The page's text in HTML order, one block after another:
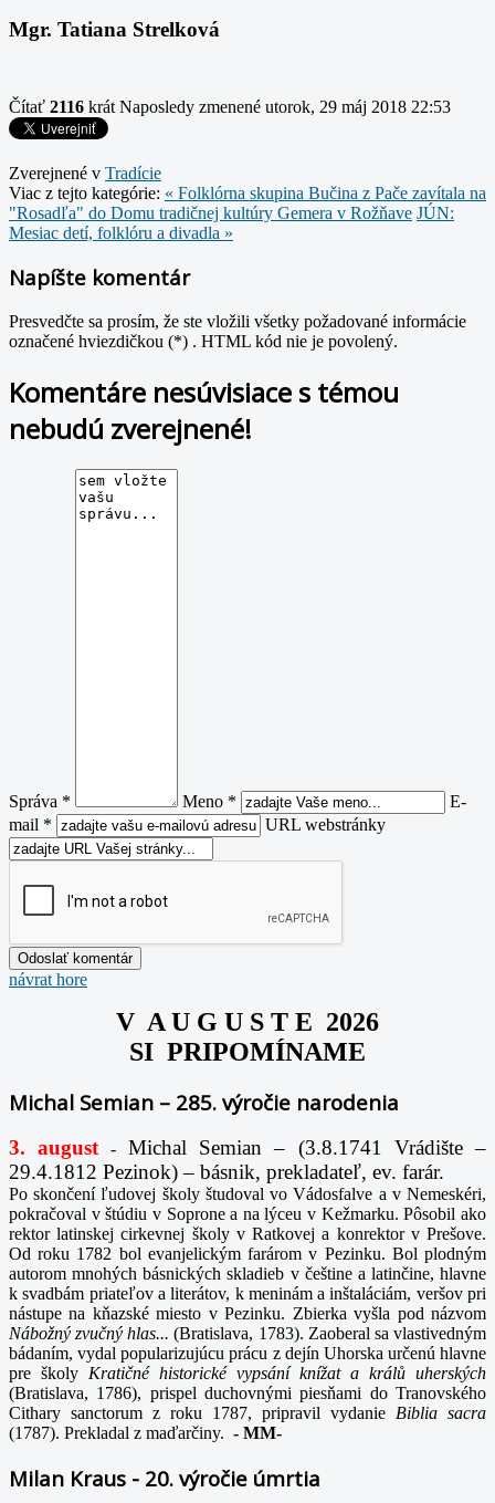
Mgr. Tatiana Strelková
Čítať 2116 krát Naposledy zmenené utorok, 29 máj 2018 22:53
Zverejnené v Tradície
Viac z tejto kategórie: « Folklórna skupina Bučina z Pače zavítala na
"Rosadľa" do Domu tradičnej kultúry Gemera v Rožňave JÚN:
Mesiac detí, folklóru a divadla »
Napíšte komentár
Presvedčte sa prosím, že ste vložili všetky požadované informácie
označené hviezdičkou (*) . HTML kód nie je povolený.
Komentáre nesúvisiace s témou
nebudú zverejnené!
Správa * Meno *
E-
mail *
URL webstránky
návrat hore
V A U G U S T E 2026
SI PRIPOMÍNAME
Michal Semian – 285. výročie narodenia
3. august -Michal Semian – (3.8.1741 Vrádište –
29.4.1812 Pezinok) – básnik, prekladateľ, ev. farár.
Po skončení ľudovej školy študoval vo Vádosfalve a v Nemeskéri,
pokračoval v štúdiu v Soprone a na lýceu v Kežmarku. Pôsobil ako
rektor latinskej cirkevnej školy v Ratkovej a konrektor v Prešove.
Od roku 1782 bol evanjelickým farárom v Pezinku. Bol plodným
autorom mnohých básnických skladieb v češtine a latinčine, hlavne
k svadbám priateľov a literátov, k meninám a inštaláciám, veršov pri
nástupe na kňazské miesto v Pezinku. Zbierka vyšla pod názvom
Nábožný zvučný hlas...(Bratislava, 1783). Zaoberal sa vlastivedným
bádaním, vydal popularizujúcu prácu z dejín Uhorska určenú hlavne
pre školy Kratičné historické vypsání knížat a králů uherských
(Bratislava, 1786), prispel duchovnými piesňami do Tranovského
Cithary sanctorum z roku 1787, pripravil vydanie Biblia sacra
(1787). Prekladal z maďarčiny. - MM-
Milan Kraus - 20. výročie úmrtia